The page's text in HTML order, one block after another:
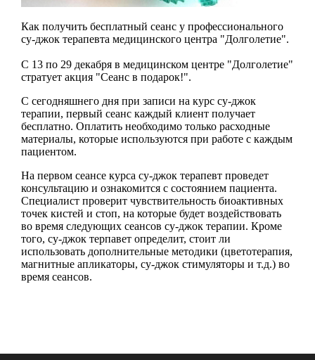
Как получить бесплатный сеанс у профессионального
су-джок терапевта медицинского центра "Долголетие".
С 13 по 29 декабря в медицинском центре "Долголетие"
стратует акция "Сеанс в подарок!".
С сегодняшнего дня при записи на курс су-джок
терапии, первый сеанс каждый клиент получает
бесплатно. Оплатить необходимо только расходные
материалы, которые используются при работе с каждым
пациентом.
На первом сеансе курса су-джок терапевт проведет
консультацию и ознакомится с состоянием пациента.
Специалист проверит чувствительность биоактивных
точек кистей и стоп, на которые будет воздействовать
во время следующих сеансов су-джок терапии. Кроме
того, су-джок терпавет определит, стоит ли
использовать дополнительные методики (цветотерапия,
магнитные апликаторы, су-джок стимуляторы и т.д.) во
время сеансов.